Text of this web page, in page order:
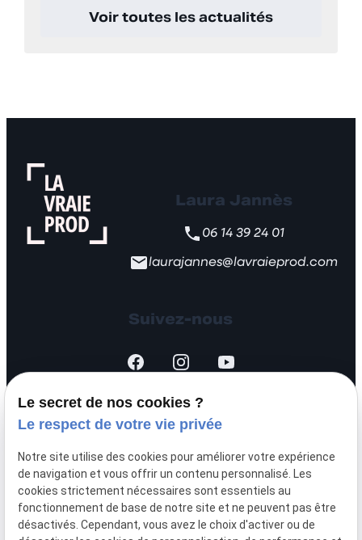
Voir toutes les actualités
Laura Jannès
06 14 39 24 01
laurajannes@lavraieprod.com
Suivez-nous
Mentions légales
Politique de
confidentialité
Le secret de nos cookies ?
Le respect de votre vie privée
Notre site utilise des cookies pour améliorer votre expérience
de navigation et vous offrir un contenu personnalisé. Les
cookies strictement nécessaires sont essentiels au
fonctionnement de base de notre site et ne peuvent pas être
désactivés. Cependant, vous avez le choix d'activer ou de